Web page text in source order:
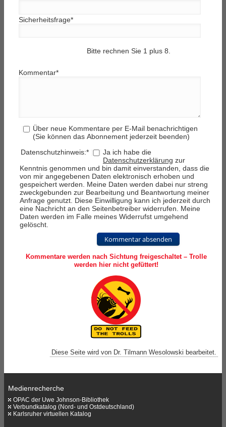
Sicherheitsfrage*
Bitte rechnen Sie 1 plus 8.
Kommentar*
Über neue Kommentare per E-Mail benachrichtigen
(Sie können das Abonnement jederzeit beenden)
Datenschutzhinweis:*
Ja ich habe die
Datenschutzerklärung zur
Kenntnis genommen und bin damit einverstanden, dass die
von mir angegebenen Daten elektronisch erhoben und
gespeichert werden. Meine Daten werden dabei nur streng
zweckgebunden zur Bearbeitung und Beantwortung meiner
Anfrage genutzt. Diese Einwilligung kann ich jederzeit durch
eine Nachricht an den Seitenbetreiber widerrufen. Meine
Daten werden im Falle meines Widerrufst umgehend
gelöscht.
Kommentar absenden
Kommentare werden nach Sichtung freigeschaltet – Trolle
werden hier nicht gefüttert!
Diese Seite wird von Dr. Tilmann Wesolowski bearbeitet.
Medienrecherche
OPAC der Uwe Johnson-Bibliothek
Verbundkatalog (Nord- und Ostdeutschland)
Karlsruher virtuellen Katalog